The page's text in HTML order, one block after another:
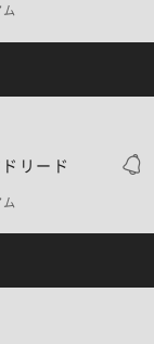
リード